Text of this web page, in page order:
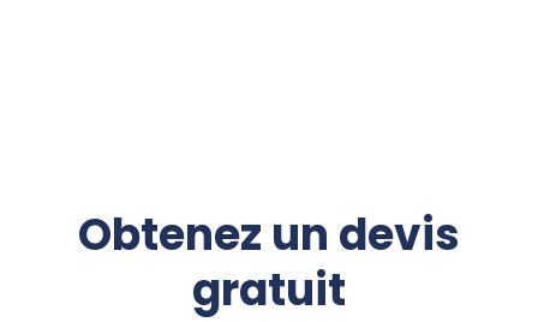
Obtenez un devis
gratuit